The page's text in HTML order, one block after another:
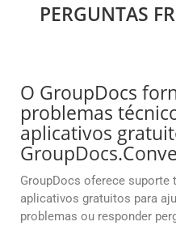
PERGUNTAS
O GroupDocs
problemas
aplicativos
GroupDocs oferece suporte
aplicativos gratuitos para
problemas ou responder